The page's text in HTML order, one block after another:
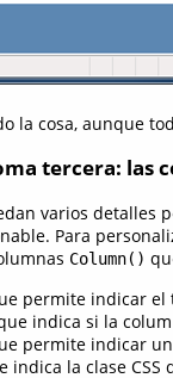
la cosa, aunque
tercera: las
varios detalles
Para
Column()
permite indicar el
indica si la
permite indicar
indica la clase